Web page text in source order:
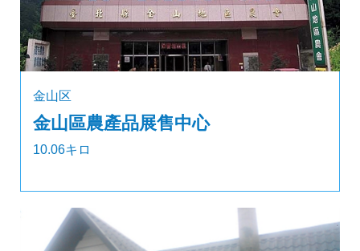
金山区
金山區農產品展售中心
10.06キロ